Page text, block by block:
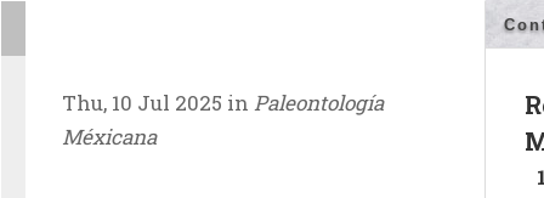
Thu, 10 Jul 2025 in Paleontología
Méxicana